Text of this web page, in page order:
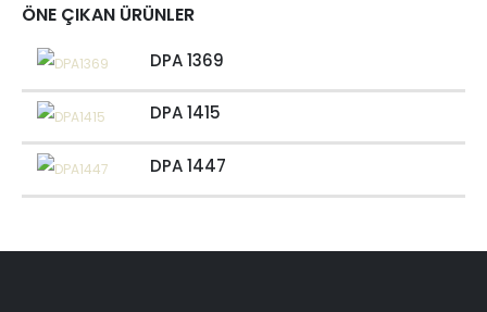
ÖNE ÇIKAN ÜRÜNLER
DPA 1369
DPA 1415
DPA 1447